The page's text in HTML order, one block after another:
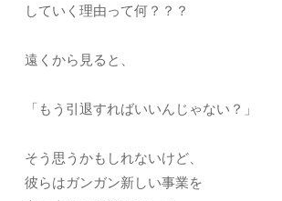
していく理由って何？？？
遠くから見ると、
「もう引退すればいいんじゃない？」
そう思うかもしれないけど、
彼らはガンガン新しい事業を